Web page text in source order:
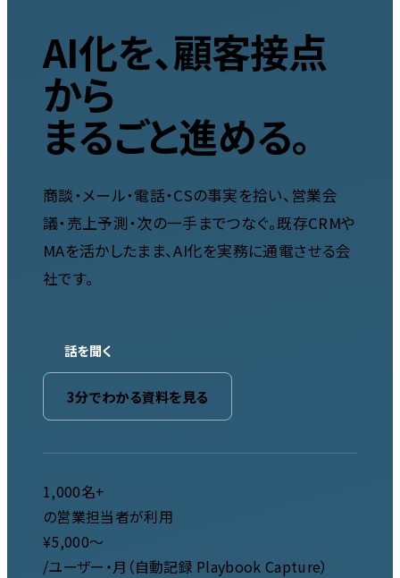
AI化を、顧客接点
から
まるごと進める。
商談・メール・電話・CSの事実を拾い、営業会
議・売上予測・次の一手までつなぐ。既存CRMや
MAを活かしたまま、AI化を実務に通電させる会
社です。
話を聞く
3分でわかる資料を見る
1,000名+
の営業担当者が利用
¥5,000〜
/ユーザー・月（自動記録 Playbook Capture）